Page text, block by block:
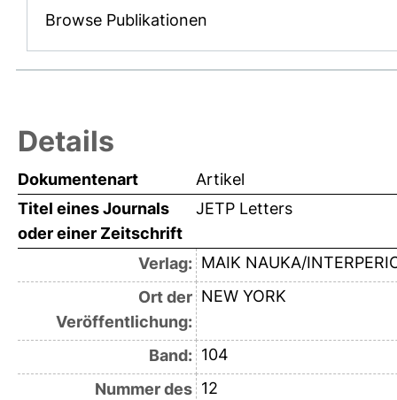
Browse Publikationen
Details
Dokumentenart
Artikel
Titel eines Journals
oder einer Zeitschrift
JETP Letters
Verlag: MAIK NAUKA/
Ort der
Veröffentlichung:
NEW YORK
Band: 104
Nummer des 12